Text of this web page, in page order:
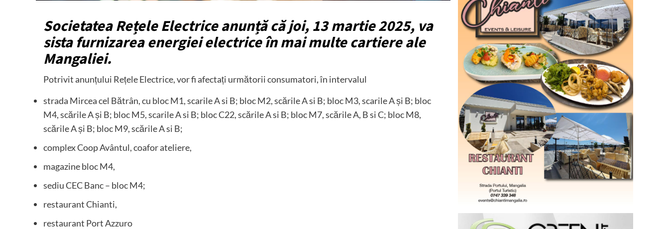
Societatea Rețele Electrice anunță că joi, 13 martie 2025, va
sista furnizarea energiei electrice în mai multe cartiere ale
Mangaliei.
Potrivit anunțului Rețele Electrice, vor fi afectați următorii consumatori, în intervalul
strada Mircea cel Bătrân, cu bloc M1, scarile A si B; bloc M2, scările A si B; bloc M3, scarile A și B; bloc
M4, scările A și B; bloc M5, scarile A si B; bloc C22, scările A si B; bloc M7, scările A, B si C; bloc M8,
scările A și B; bloc M9, scările A si B;
complex Coop Avântul, coafor ateliere,
magazine bloc M4,
sediu CEC Banc – bloc M4;
restaurant Chianti,
restaurant Port Azzuro